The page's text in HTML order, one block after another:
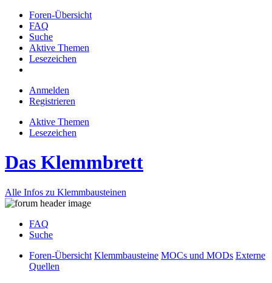
Foren-Übersicht
FAQ
Suche
Aktive Themen
Lesezeichen
Anmelden
Registrieren
Aktive Themen
Lesezeichen
Das Klemmbrett
Alle Infos zu Klemmbausteinen
FAQ
Suche
Foren-Übersicht Klemmbausteine MOCs und MODs Externe
Quellen